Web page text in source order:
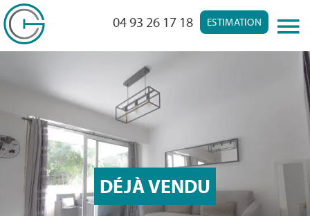
ESTIMATION
04 93 26 17 18
DÉJÀ VENDU